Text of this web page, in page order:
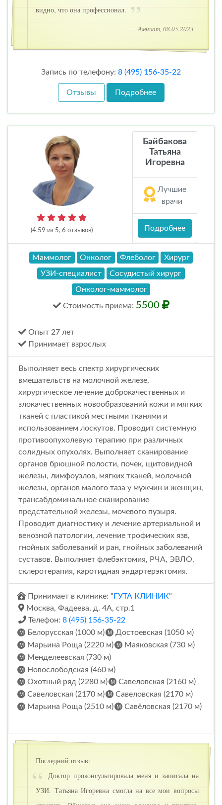
видно, что она профессионал.
— Аминат, 08.05.2023
Запись по телефону: 8 (495) 156-35-22
Отзывы Подробнее
(4.59 из 5, 6 отзывов)
Байбакова
Татьяна
Игоревна
Лучшие
врачи
Подробнее
Маммолог Онколог Флеболог
Хирург
УЗИ-специалист
Сосудистый хирург
Онколог-маммолог
Стоимость приема: 5500
Опыт 27 лет
Принимает взрослых
Выполняет весь спектр хирургических
вмешательств на молочной железе,
хирургическое лечение доброкачественных и
злокачественных новообразований кожи и мягких
тканей с пластикой местными тканями и
использованием лоскутов. Проводит системную
противоопухолевую терапию при различных
солидных опухолях. Выполняет сканирование
органов брюшной полости, почек, щитовидной
железы, лимфоузлов, мягких тканей, молочной
железы, органов малого таза у мужчин и женщин,
трансабдоминальное сканирование
предстательной железы, мочевого пузыря.
Проводит диагностику и лечение артериальной и
венозной патологии, лечение трофических язв,
гнойных заболеваний и ран, гнойных заболеваний
суставов. Выполняет флебэктомия, РЧА, ЭВЛО,
склеротерапия, каротидная эндартерэктомия.
Принимает в клинике: " ГУТА КЛИНИК"
Москва, Фадеева, д. 4А, стр.1
Телефон: 8 (495) 156-35-22
Белорусская (1000 м)
Достоевская (1050 м)
Марьина Роща (2220 м)
Маяковская (730 м)
Менделеевская (730 м)
Новослободская (460 м)
Охотный ряд (2280 м)
Савеловская (2160 м)
Савеловская (2170 м)
Савеловская (2170 м)
Марьина Роща (2510 м)
Савёловская (2170 м)
Последний отзыв:
Доктор проконсультировала меня и записала на
УЗИ. Татьяна Игоревна смогла на все мои вопросы